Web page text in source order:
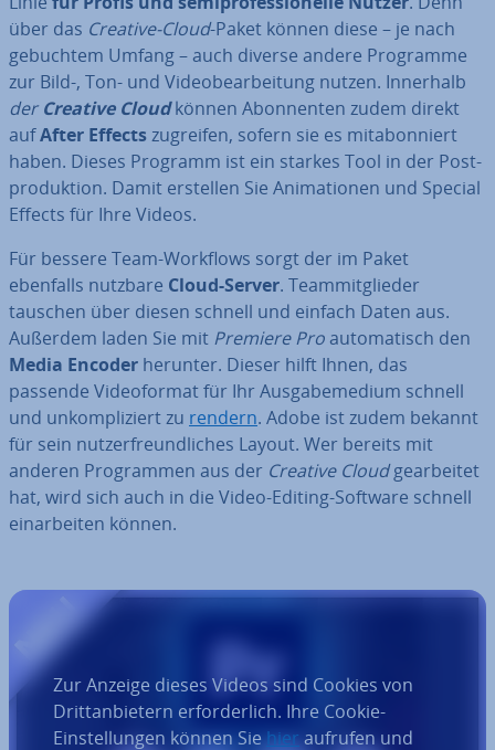
über das Creative-Cloud-Paket können diese – je nach
gebuchtem Umfang – auch diverse andere Programme
zur Bild-, Ton- und Vi­deo­be­ar­bei­tung nutzen. Innerhalb
derCreative Cloudkönnen Abon­nen­ten zudem direkt
aufAfter Effectszugreifen, sofern sie es mit­abon­niert
haben. Dieses Programm ist ein starkes Tool in der Post­
pro­duk­ti­on. Damit erstellen Sie Ani­ma­tio­nen und Special
Effects für Ihre Videos.
Für bessere Team-Workflows sorgt der im Paket
ebenfalls nutzbare Cloud-Server. Team­mit­glie­der
tauschen über diesen schnell und einfach Daten aus.
Außerdem laden Sie mit Premiere Proau­to­ma­tisch den
Media Encoder herunter. Dieser hilft Ihnen, das
passende Vi­deo­for­mat für Ihr Aus­ga­be­me­di­um schnell
und un­kom­pli­ziert zu rendern. Adobe ist zudem bekannt
für sein nut­zer­freund­li­ches Layout. Wer bereits mit
anderen Pro­gram­men aus der Creative Cloudge­ar­bei­tet
hat, wird sich auch in die Video-Editing-Software schnell
ein­ar­bei­ten können.
Zur Anzeige dieses Videos sind Cookies von
Drittanbietern erforderlich. Ihre Cookie-
Einstellungen können Siehieraufrufen und